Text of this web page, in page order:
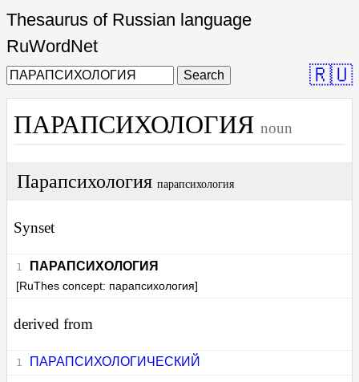
Thesaurus of Russian language
RuWordNet
Search 🇷🇺
ПАРАПСИХОЛОГИЯ noun
Парапсихология парапсихология
Synset
ПАРАПСИХОЛОГИЯ
[RuThes concept: парапсихология]
derived from
ПАРАПСИХОЛОГИЧЕСКИЙ